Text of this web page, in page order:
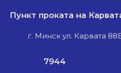
Пункт проката на
г. Минск ул. Карвата
7944